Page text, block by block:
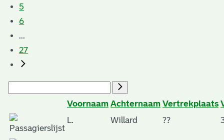
5
6
...
27
Voornaam Achternaam Vertrekplaats
L.
Willard ??